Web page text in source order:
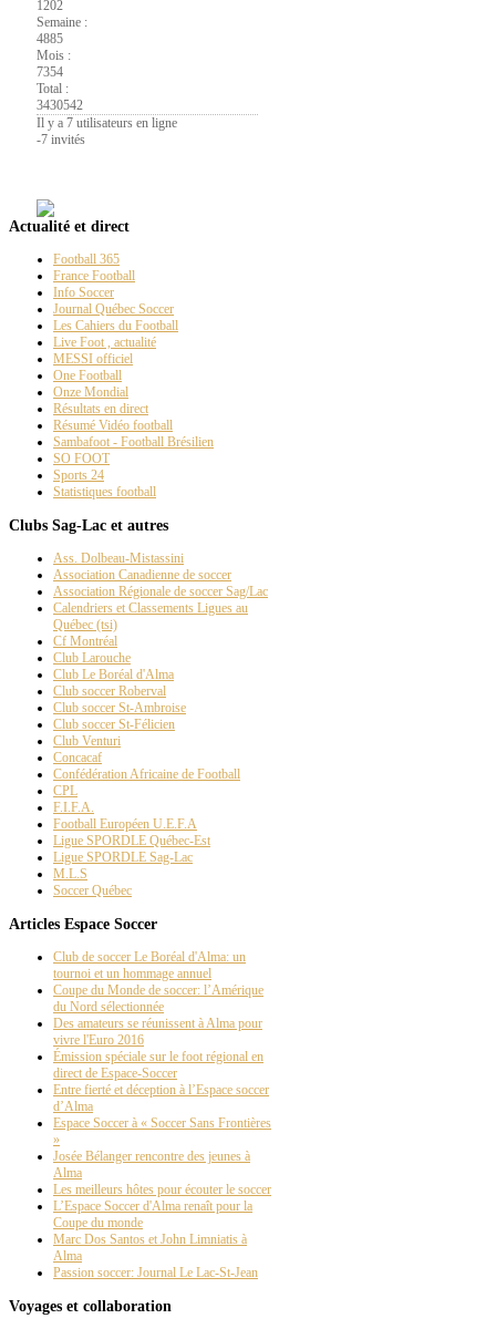
1202
Semaine :
4885
Mois :
7354
Total :
3430542
Il y a 7 utilisateurs en ligne
-7 invités
Actualité et direct
Football 365
France Football
Info Soccer
Journal Québec Soccer
Les Cahiers du Football
Live Foot , actualité
MESSI officiel
One Football
Onze Mondial
Résultats en direct
Résumé Vidéo football
Sambafoot - Football Brésilien
SO FOOT
Sports 24
Statistiques football
Clubs Sag-Lac et autres
Ass. Dolbeau-Mistassini
Association Canadienne de soccer
Association Régionale de soccer Sag/Lac
Calendriers et Classements Ligues au
Québec (tsi)
Cf Montréal
Club Larouche
Club Le Boréal d'Alma
Club soccer Roberval
Club soccer St-Ambroise
Club soccer St-Félicien
Club Venturi
Concacaf
Confédération Africaine de Football
CPL
F.I.F.A.
Football Européen U.E.F.A
Ligue SPORDLE Québec-Est
Ligue SPORDLE Sag-Lac
M.L.S
Soccer Québec
Articles Espace Soccer
Club de soccer Le Boréal d'Alma: un
tournoi et un hommage annuel
Coupe du Monde de soccer: l’Amérique
du Nord sélectionnée
Des amateurs se réunissent à Alma pour
vivre l'Euro 2016
Émission spéciale sur le foot régional en
direct de Espace-Soccer
Entre fierté et déception à l’Espace soccer
d’Alma
Espace Soccer à « Soccer Sans Frontières
»
Josée Bélanger rencontre des jeunes à
Alma
Les meilleurs hôtes pour écouter le soccer
L’Espace Soccer d'Alma renaît pour la
Coupe du monde
Marc Dos Santos et John Limniatis à
Alma
Passion soccer: Journal Le Lac-St-Jean
Voyages et collaboration